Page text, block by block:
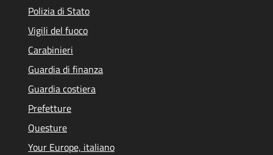
Polizia di Stato
Vigili del fuoco
Carabinieri
Guardia di finanza
Guardia costiera
Prefetture
Questure
Your Europe, italiano